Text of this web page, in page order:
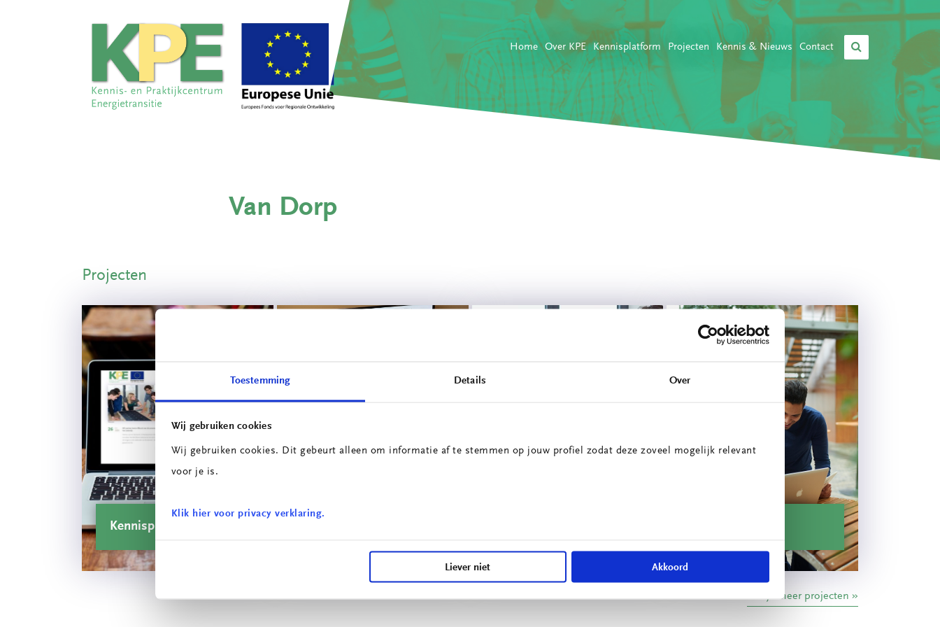
Toestemming Details Over
Wij gebruiken cookies
Wij gebruiken cookies. Dit gebeurt alleen om informatie af te stemmen op jouw profiel zodat deze zoveel mogelijk relevant
voor je is.
Klik hier voor privacy verklaring.
Liever niet Akkoord
Home Over KPE Kennisplatform Projecten Kennis & Nieuws Contact
Van Dorp
Projecten
Kennisplatform
Bekijk meer projecten